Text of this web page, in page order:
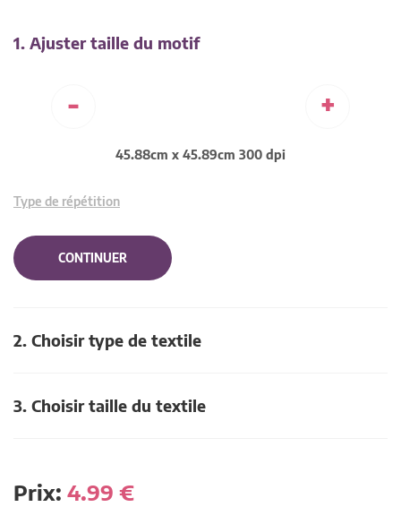
1. Ajuster taille du motif
- +
45.88cm x 45.89cm 300 dpi
Type de répétition
CONTINUER
2. Choisir type de textile
3. Choisir taille du textile
Prix: 4.99 €